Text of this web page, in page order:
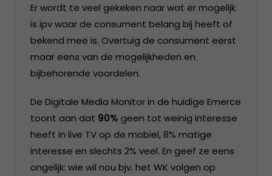
Er wordt te veel gekeken naar wat er mogelijk
is ipv waar de consument belang bij heeft of
bekend mee is. Overtuig de consument eerst
maar eens van de mogelijkheden en
bijbehorende voordelen.
De Digitale Media Monitor in de huidige Emerce
toont aan dat 90% geen tot weinig interesse
heeft in live TV op de mobiel, 8% matige
interesse en slechts 2% veel. En geef ze eens
ongelijk: wie wil nou bjv. het WK volgen op